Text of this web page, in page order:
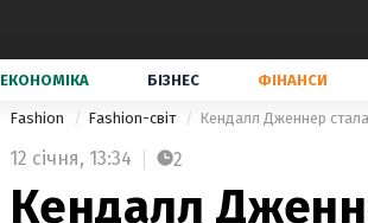
ЕКОНОМІКА БІЗНЕС ФІНАНСИ
Fashion Fashion-світ Кендалл Дженнер
12 січня, 13:34 2
Кендалл